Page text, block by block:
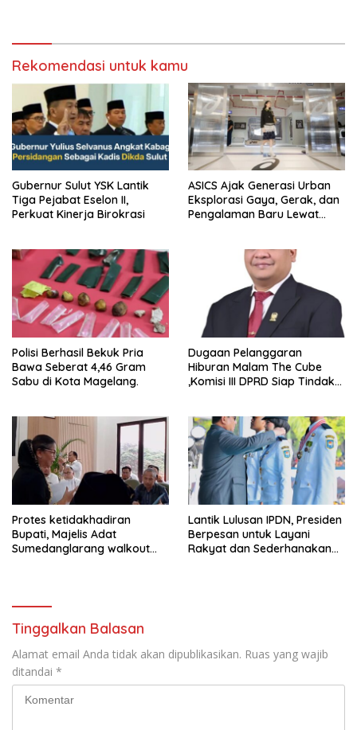
Rekomendasi untuk kamu
Gubernur Sulut YSK Lantik
Tiga Pejabat Eselon II,
Perkuat Kinerja Birokrasi
ASICS Ajak Generasi Urban
Eksplorasi Gaya, Gerak, dan
Pengalaman Baru Lewat
Polisi Berhasil Bekuk Pria
Bawa Seberat 4,46 Gram
Sabu di Kota Magelang.
Dugaan Pelanggaran
Hiburan Malam The Cube
,Komisi III DPRD Siap Tindak
Protes ketidakhadiran
Bupati, Majelis Adat
Sumedanglarang walkout
Lantik Lulusan IPDN, Presiden
Berpesan untuk Layani
Rakyat dan Sederhanakan
Tinggalkan Balasan
Alamat email Anda tidak akan dipublikasikan. Ruas yang wajib
ditandai *